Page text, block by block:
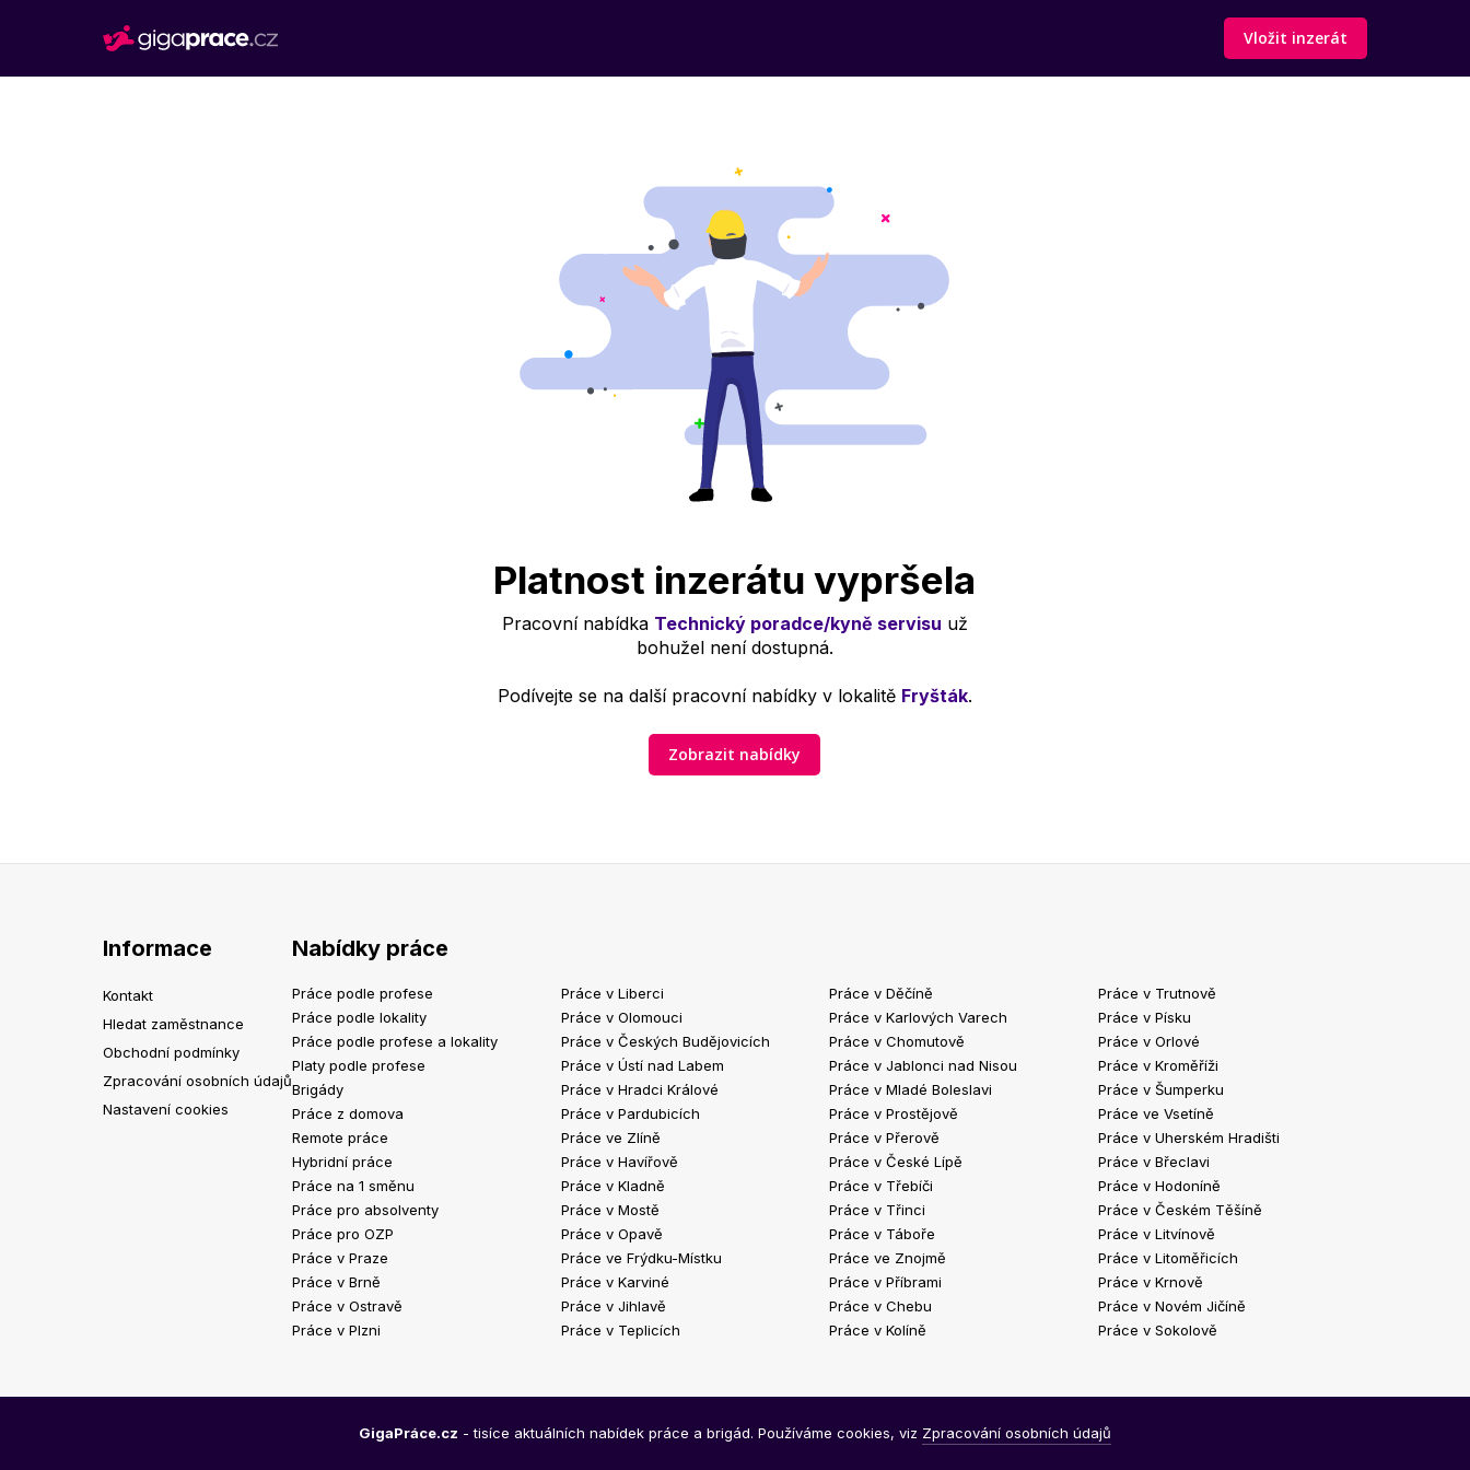
Vložit inzerát
Platnost inzerátu vypršela
Pracovní nabídka Technický poradce/kyně servisu už
bohužel není dostupná.
Podívejte se na další pracovní nabídky v lokalitě Fryšták.
Zobrazit nabídky
Informace
Kontakt
Hledat zaměstnance
Obchodní podmínky
Zpracování osobních údajů
Nastavení cookies
Nabídky práce
Práce podle profese
Práce podle lokality
Práce podle profese a lokality
Platy podle profese
Brigády
Práce z domova
Remote práce
Hybridní práce
Práce na 1 směnu
Práce pro absolventy
Práce pro OZP
Práce v Praze
Práce v Brně
Práce v Ostravě
Práce v Plzni
Práce v Liberci
Práce v Olomouci
Práce v Českých Budějovicích
Práce v Ústí nad Labem
Práce v Hradci Králové
Práce v Pardubicích
Práce ve Zlíně
Práce v Havířově
Práce v Kladně
Práce v Mostě
Práce v Opavě
Práce ve Frýdku-Místku
Práce v Karviné
Práce v Jihlavě
Práce v Teplicích
Práce v Děčíně
Práce v Karlových Varech
Práce v Chomutově
Práce v Jablonci nad Nisou
Práce v Mladé Boleslavi
Práce v Prostějově
Práce v Přerově
Práce v České Lípě
Práce v Třebíči
Práce v Třinci
Práce v Táboře
Práce ve Znojmě
Práce v Příbrami
Práce v Chebu
Práce v Kolíně
Práce v Trutnově
Práce v Písku
Práce v Orlové
Práce v Kroměříži
Práce v Šumperku
Práce ve Vsetíně
Práce v Uherském Hradišti
Práce v Břeclavi
Práce v Hodoníně
Práce v Českém Těšíně
Práce v Litvínově
Práce v Litoměřicích
Práce v Krnově
Práce v Novém Jičíně
Práce v Sokolově
GigaPráce.cz - tisíce aktuálních nabídek práce a brigád. Používáme cookies, viz Zpracování osobních údajů